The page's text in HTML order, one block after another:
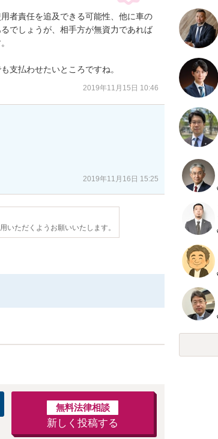
者責任を追及できる可能性、他に車の
でしょうが、相手方が無資力であれば
支払わせたいところですね。
2019年11月15日 10:46
2019年11月16日 15:25
いただくようお願いいたします。
無料法律相談
新しく投稿する